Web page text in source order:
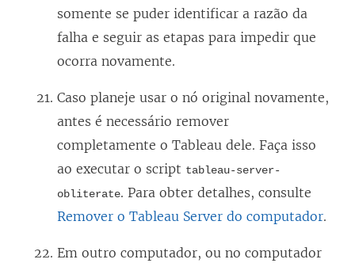
somente se puder identificar a razão da
falha e seguir as etapas para impedir que
ocorra novamente.
Caso planeje usar o nó original novamente,
antes é necessário remover
completamente o Tableau dele. Faça isso
ao executar o script tableau-server-
obliterate. Para obter detalhes, consulte
Remover o Tableau Server do computador.
Em outro computador, ou no computador